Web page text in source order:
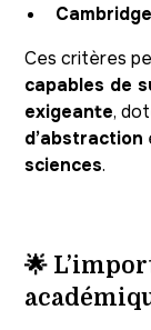
Ces critères
capables de
exigeante,
d’abstraction
sciences.
🌟